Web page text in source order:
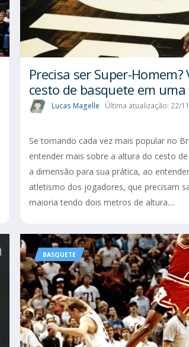
Precisa ser Super-
cesto de basquete em
Lucas Magelle Última atualização: 22/
Se tornando cada vez mais popular no
entender mais sobre a altura do cesto
a dimensão para sua prática, ao
atletismo dos jogadores, que precisam
maioria tendo dois metros de altura....
BASQUETE